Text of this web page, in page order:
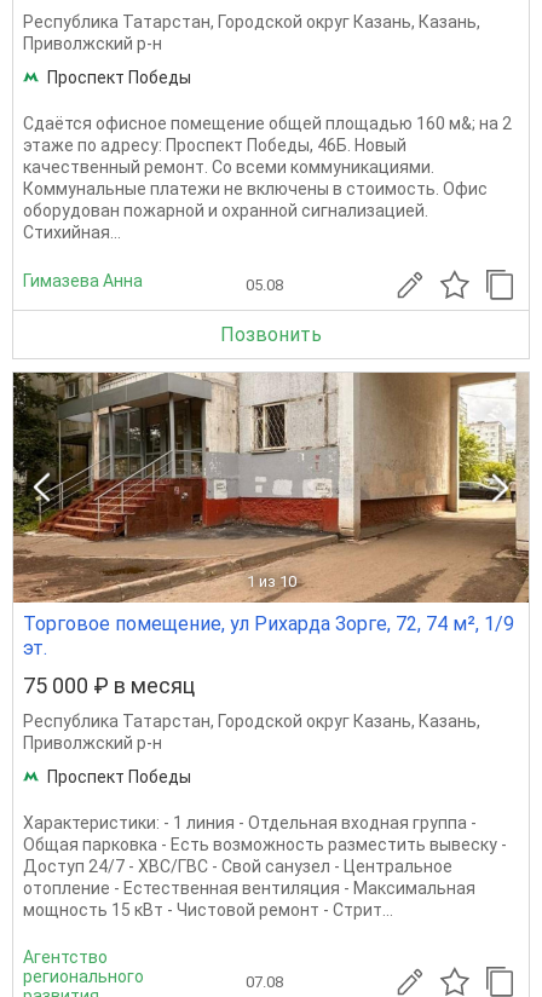
Республика Татарстан, Городской округ Казань, Казань,
Приволжский р-н
Проспект Победы
Сдаётся офисное помещение общей площадью 160 м&; на 2
этаже по адресу: Проспект Победы, 46Б. Новый
качественный ремонт. Со всеми коммуникациями.
Коммунальные платежи не включены в стоимость. Офис
оборудован пожарной и охранной сигнализацией.
Стихийная...
Гимазева Анна 05.08
Позвонить
1 из 10
Торговое помещение, ул Рихарда Зорге, 72, 74 м², 1/9
эт.
75 000 ₽ в месяц
Республика Татарстан, Городской округ Казань, Казань,
Приволжский р-н
Проспект Победы
Характеристики: - 1 линия - Отдельная входная группа -
Общая парковка - Есть возможность разместить вывеску -
Доступ 24/7 - ХВС/ГВС - Свой санузел - Центральное
отопление - Естественная вентиляция - Максимальная
мощность 15 кВт - Чистовой ремонт - Стрит...
Агентство
регионального
07.08